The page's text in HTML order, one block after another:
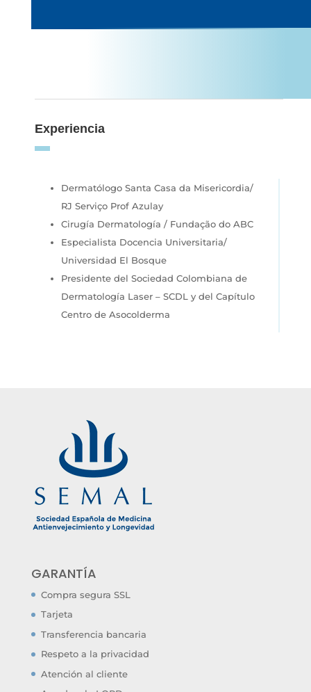
Experiencia
Dermatólogo Santa Casa da Misericordia/
RJ Serviço Prof Azulay
Cirugía Dermatología / Fundação do ABC
Especialista Docencia Universitaria/
Universidad El Bosque
Presidente del Sociedad Colombiana de
Dermatología Laser – SCDL y del Capítulo
Centro de Asocolderma
GARANTÍA
Compra segura SSL
Tarjeta
Transferencia bancaria
Respeto a la privacidad
Atención al cliente